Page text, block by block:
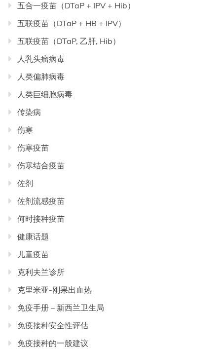
五合一疫苗（DTaP + IPV + Hib）
五联疫苗（DTaP + HB + IPV）
五联疫苗（DTaP, 乙肝, Hib）
人乳头瘤病毒
人类偏肺病毒
人类巨细胞病毒
传染病
伤寒
伤寒疫苗
伤寒结合疫苗
佐剂
佐剂流感疫苗
何时接种疫苗
健康话题
儿童疫苗
克利夫兰诊所
克里米亚-刚果出血热
免疫手册 – 新西兰卫生局
免疫接种安全性评估
免疫接种的一般建议